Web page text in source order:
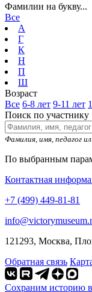
Фамилии на букву...
Все
А
Г
К
Н
П
Ш
Возраст
Все 6-8 лет 9-11 лет
Поиск по участнику
Фамилия, имя, педагог
По выбранным
Контактная
+7 (499) 449-81-81
121293, Москва,
Обратная связь
Сохраним историю